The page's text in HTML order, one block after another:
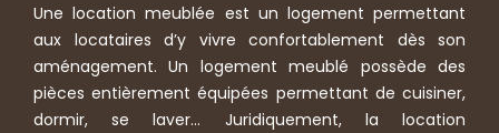
Une location meublée est un logement permettant
aux locataires d’y vivre confortablement dès son
aménagement. Un logement meublé possède des
pièces entièrement équipées permettant de cuisiner,
dormir, se laver… Juridiquement, la location